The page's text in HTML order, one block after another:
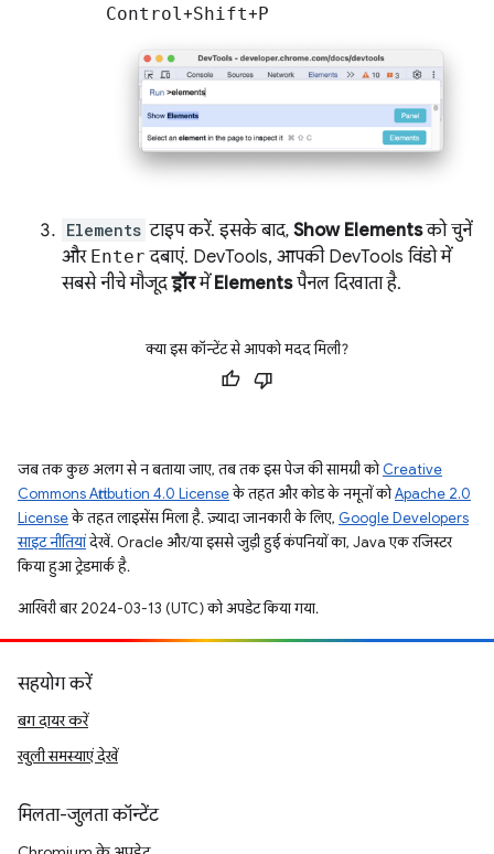
Control+Shift+P
Elements टाइप करें. इसके बाद, Show Elementsको चुनें
और Enter दबाएं. DevTools, आपकी DevTools विंडो में
सबसे नीचे मौजूदड्रॉरमेंElementsपैनल दिखाता है.
क्या इस कॉन्टेंट से आपको मदद मिली?
जब तक कुछ अलग से न बताया जाए, तब तक इस पेज की सामग्री कोCreative
Commons Attribution 4.0 Licenseके तहत और कोड के नमूनों कोApache 2.0
Licenseके तहत लाइसेंस मिला है. ज़्यादा जानकारी के लिए, Google Developers
साइट नीतियांदेखें. Oracle और/या इससे जुड़ी हुई कंपनियों का, Java एक रजिस्टर
किया हुआ ट्रेडमार्क है.
आखिरी बार 2024-03-13 (UTC) को अपडेट किया गया.
सहयोग करें
बग दायर करें
खुली समस्याएं देखें
मिलता-जुलता कॉन्टेंट